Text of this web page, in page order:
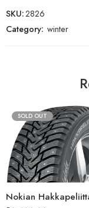
SKU:2826
Category: winter
SOLD OUT